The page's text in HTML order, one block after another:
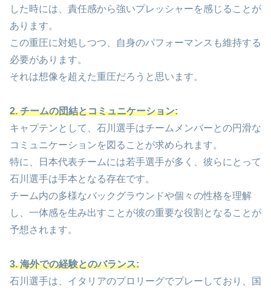
した時には、責任感から強いプレッシャーを感じることが
あります。
この重圧に対処しつつ、自身のパフォーマンスも維持する
必要があります。
それは想像を超えた重圧だろうと思います。
2. チームの団結とコミュニケーション:
キャプテンとして、石川選手はチームメンバーとの円滑な
コミュニケーションを図ることが求められます。
特に、日本代表チームには若手選手が多く、彼らにとって
石川選手は手本となる存在です。
チーム内の多様なバックグラウンドや個々の性格を理解
し、一体感を生み出すことが彼の重要な役割となることが
予想されます。
3. 海外での経験とのバランス:
石川選手は、イタリアのプロリーグでプレーしており、国